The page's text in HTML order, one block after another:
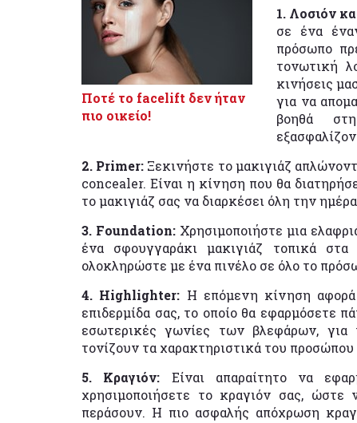
Ποτέ το facelift δεν ήταν
πιο οικείο!
1. Λοσιόν
σε ένα
πρόσωπο
τονωτική
κινήσεις
για να
βοηθά
2. Primer: Ξεκινήστε το μακιγιάζ
concealer. Είναι η κίνηση που θα
το μακιγιάζ σας να διαρκέσει όλη την
3. Foundation: Χρησιμοποιήστε μια
ένα σφουγγαράκι μακιγιάζ τοπικά
ολοκληρώστε με ένα πινέλο σε όλο το
4. Highlighter: Η επόμενη κίνηση
επιδερμίδα σας, το οποίο θα εφαρμόσετε
εσωτερικές γωνίες των βλεφάρων, για
τονίζουν τα χαρακτηριστικά του προσώπου
5. Κραγιόν: Είναι απαραίτητο να
χρησιμοποιήσετε το κραγιόν σας,
περάσουν. Η πιο ασφαλής απόχρωση